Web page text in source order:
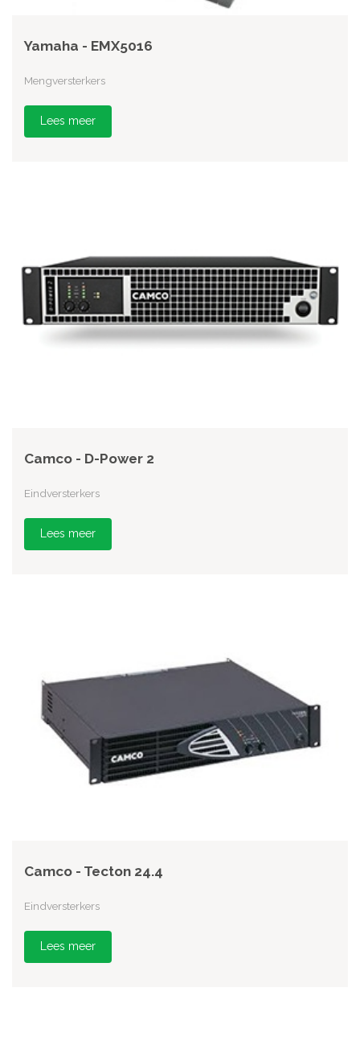
Yamaha - EMX5016
Mengversterkers
Lees meer
Camco - D-Power 2
Eindversterkers
Lees meer
Camco - Tecton 24.4
Eindversterkers
Lees meer